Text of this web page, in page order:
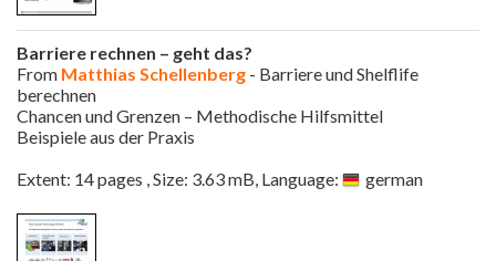
Barriere rechnen – geht das?
From Matthias Schellenberg - Barriere und Shelflife
berechnen
Chancen und Grenzen – Methodische Hilfsmittel
Beispiele aus der Praxis
Extent: 14 pages , Size: 3.63 mB, Language:
german